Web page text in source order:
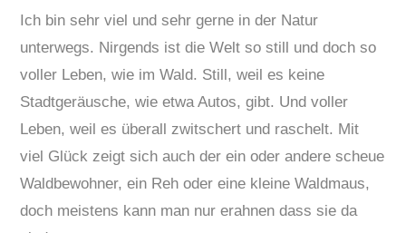
Ich bin sehr viel und sehr gerne in der Natur
unterwegs. Nirgends ist die Welt so still und doch so
voller Leben, wie im Wald. Still, weil es keine
Stadtgeräusche, wie etwa Autos, gibt. Und voller
Leben, weil es überall zwitschert und raschelt. Mit
viel Glück zeigt sich auch der ein oder andere scheue
Waldbewohner, ein Reh oder eine kleine Waldmaus,
doch meistens kann man nur erahnen dass sie da